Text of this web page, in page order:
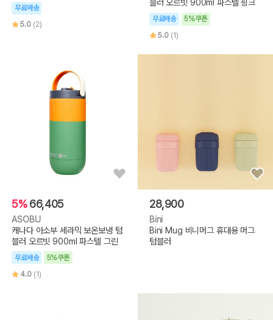
무료배송
5.0 (2)
블러 오르빗 900ml 파스텔 핑크
무료배송
5%쿠폰
5.0 (1)
5% 66,405
ASOBU
캐나다 아소부 세라믹 보온보냉 텀
블러 오르빗 900ml 파스텔 그린
무료배송
5%쿠폰
4.0 (1)
28,900
Bini
Bini Mug 비니머그 휴대용 머그
텀블러